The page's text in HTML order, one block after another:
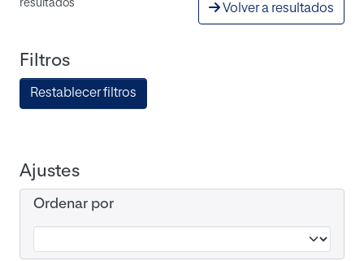
resultados Volver a resultados
Filtros
Restablecer filtros
Ajustes
Ordenar por